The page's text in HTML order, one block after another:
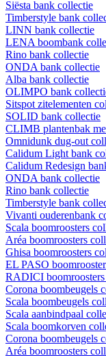
Siësta bank collectie
Timberstyle bank
LINN bank collectie
LENA boombank
Rino bank collectie
ONDA bank collectie
Alba bank collectie
OLIMPO bank
Sitspot zitelementen
SOLID bank collectie
CLIMB plantenbak
Omnidunk dug-out
Calidum Light bank
Calidum Redesign
ONDA bank collectie
Rino bank collectie
Timberstyle bank
Vivanti ouderenbank
Scala boomroosters
Aréa boomroosters
Ghisa boomroosters
EL PASO
RADICI
Corona boombeugels
Scala boombeugels
Scala aanbindpaal
Scala boomkorven
Corona boombeugels
Aréa boomroosters